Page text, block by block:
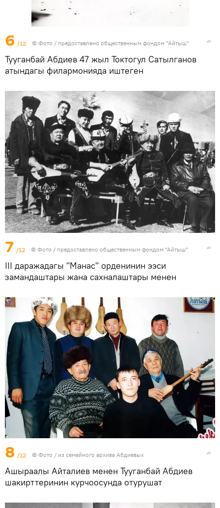
6 /12 © Фото / предоставлено общественным фондом "Айтыш"
Тууганбай Абдиев 47 жыл Токтогул Сатылганов
атындагы филармонияда иштеген
7 /12 © Фото / предоставлено общественным фондом "Айтыш"
III даражадагы "Манас" орденинин ээси
замандаштары жана сахналаштары менен
8 /12 © Фото / из семейного архива Абдиевых
Ашыраалы Айталиев менен Тууганбай Абдиев
шакирттеринин курчоосунда отурушат